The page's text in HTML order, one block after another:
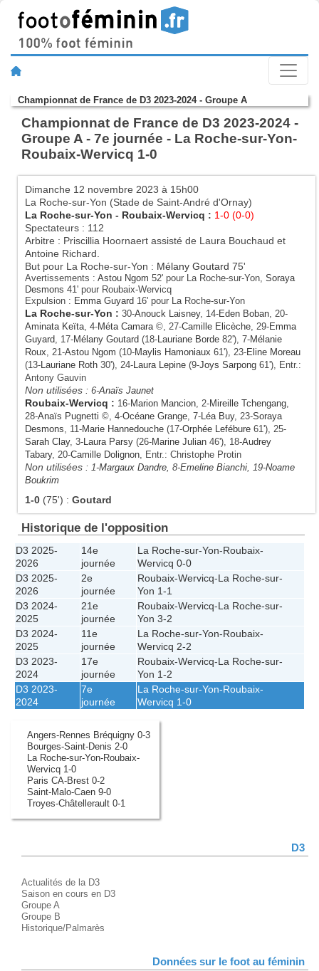
Championnat de France de D3 2023-2024 - Groupe A
Championnat de France de D3 2023-2024 -
Groupe A - 7e journée - La Roche-sur-Yon-
Roubaix-Wervicq 1-0
Dimanche 12 novembre 2023 à 15h00
La Roche-sur-Yon (Stade de Saint-André d'Ornay)
La Roche-sur-Yon - Roubaix-Wervicq : 1-0 (0-0)
Spectateurs : 112
Arbitre : Priscillia Hoornaert assisté de Laura Bouchaud et
Antoine Richard.
But pour La Roche-sur-Yon : Mélany Goutard 75'
Avertissements : Astou Ngom 52' pour La Roche-sur-Yon, Soraya
Desmons 41' pour Roubaix-Wervicq
Expulsion : Emma Guyard 16' pour La Roche-sur-Yon
La Roche-sur-Yon : 30-Anouck Laisney, 14-Eden Boban, 20-
Aminata Keïta, 4-Méta Camara©, 27-Camille Elicèche, 29-Emma
Guyard, 17-Mélany Goutard (18-Lauriane Borde 82'), 7-Mélanie
Roux, 21-Astou Ngom (10-Maylis Hamoniaux 61'), 23-Eline Moreau
(13-Lauriane Roth 30'), 24-Laura Lepine (9-Joys Sarpong 61'), Entr.:
Antony Gauvin
Non utilisées : 6-Anaïs Jaunet
Roubaix-Wervicq : 16-Marion Mancion, 2-Mireille Tchengang,
28-Anaïs Pugnetti ©, 4-Océane Grange, 7-Léa Buy, 23-Soraya
Desmons, 11-Marie Hannedouche (17-Orphée Lefébure 61'), 25-
Sarah Clay, 3-Laura Parsy (26-Marine Julian 46'), 18-Audrey
Tabary, 20-Camille Dolignon, Entr.: Christophe Protin
Non utilisées : 1-Margaux Dandre, 8-Emeline Bianchi, 19-Noame
Boukrim
1-0 (75') : Goutard
Historique de l'opposition
D3 2025-
2026
14e
journée
La Roche-sur-Yon-Roubaix-
Wervicq 0-0
D3 2025-
2026
2e
journée
Roubaix-Wervicq-La Roche-sur-
Yon 1-1
D3 2024-
2025
21e
journée
Roubaix-Wervicq-La Roche-sur-
Yon 3-2
D3 2024-
2025
11e
journée
La Roche-sur-Yon-Roubaix-
Wervicq 2-2
D3 2023-
2024
17e
journée
Roubaix-Wervicq-La Roche-sur-
Yon 1-2
D3 2023-
2024
7e
journée
La Roche-sur-Yon-Roubaix-
Wervicq 1-0
Angers-Rennes Bréquigny 0-3
Bourges-Saint-Denis 2-0
La Roche-sur-Yon-Roubaix-
Wervicq 1-0
Paris CA-Brest 0-2
Saint-Malo-Caen 9-0
Troyes-Châtellerault 0-1
D3
Actualités de la D3
Saison en cours en D3
Groupe A
Groupe B
Historique/Palmarès
Données sur le foot au féminin